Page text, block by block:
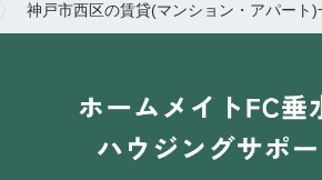
神戸市西区の賃貸(マンション・アパート)